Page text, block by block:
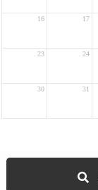
16 17
23 24
30 31